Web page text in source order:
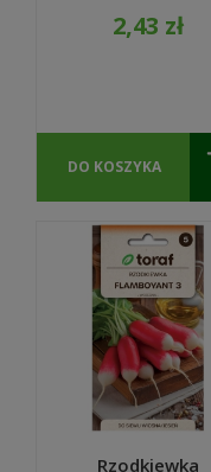
2,43 zł
DO KOSZYKA
Rzodkiewka